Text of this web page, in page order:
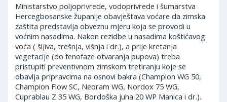
Ministarstvo poljoprivrede, vodoprivrede i šumarstva
Hercegbosanske županije obavještava voćare da zimska
zaštita predstavlja obveznu mjeru koja se provodi u
voćnim nasadima. Nakon rezidbe u nasadima koštićavog
voća ( šljiva, trešnja, višnja i dr.), a prije kretanja
vegetacije (do fenofaze otvaranja pupova) treba
pristupiti preventivnom zimskom tretiranju koje se
obavlja pripravcima na osnovi bakra (Champion WG 50,
Champion Flow SC, Neoram WG, Nordox 75 WG,
Cuprablau Z 35 WG, Bordoška juha 20 WP Manica i dr.).